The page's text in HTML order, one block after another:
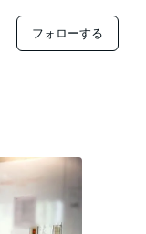
フォローする